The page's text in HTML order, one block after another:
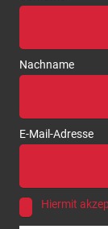
Nachname
E-Mail-Adresse
Hiermit